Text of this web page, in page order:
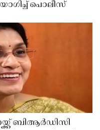
പൊലീസ്
ബിആർഡിസി